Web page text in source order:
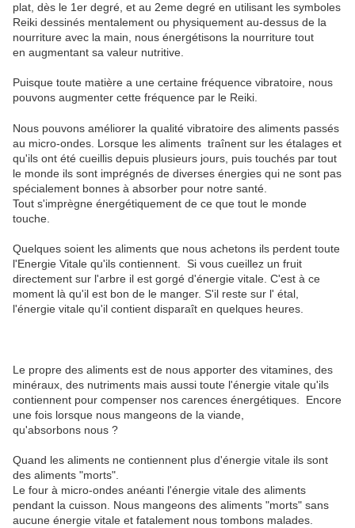
plat, dès le 1er degré, et au 2eme degré en utilisant les symboles
Reiki dessinés mentalement ou physiquement au-dessus de la
nourriture avec la main, nous énergétisons la nourriture tout
en augmentant sa valeur nutritive.
Puisque toute matière a une certaine fréquence vibratoire, nous
pouvons augmenter cette fréquence par le Reiki.
Nous pouvons améliorer la qualité vibratoire des aliments passés
au micro-ondes. Lorsque les aliments traînent sur les étalages et
qu'ils ont été cueillis depuis plusieurs jours, puis touchés par tout
le monde ils sont imprégnés de diverses énergies qui ne sont pas
spécialement bonnes à absorber pour notre santé.
Tout s'imprègne énergétiquement de ce que tout le monde
touche.
Quelques soient les aliments que nous achetons ils perdent toute
l'Energie Vitale qu'ils contiennent. Si vous cueillez un fruit
directement sur l'arbre il est gorgé d'énergie vitale. C'est à ce
moment là qu'il est bon de le manger. S'il reste sur l' étal,
l'énergie vitale qu'il contient disparaît en quelques heures.
Le propre des aliments est de nous apporter des vitamines, des
minéraux, des nutriments mais aussi toute l'énergie vitale qu'ils
contiennent pour compenser nos carences énergétiques. Encore
une fois lorsque nous mangeons de la viande,
qu'absorbons nous ?
Quand les aliments ne contiennent plus d'énergie vitale ils sont
des aliments "morts".
Le four à micro-ondes anéanti l'énergie vitale des aliments
pendant la cuisson. Nous mangeons des aliments "morts" sans
aucune énergie vitale et fatalement nous tombons malades.